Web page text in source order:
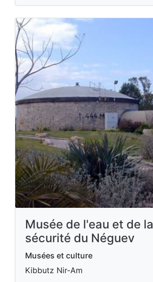
Musée de l'eau et de la
sécurité du Néguev
Musées et culture
Kibbutz Nir-Am